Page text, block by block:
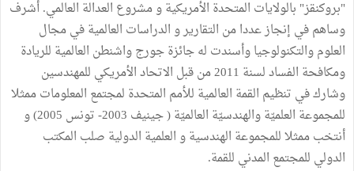
"بروكنقز" بالولايات المتحدة الأمريكية و مشروع العدالة العالمي. أشرف
وساهم في إنجاز عددا من التقارير و الدراسات العالمية في مجال
العلوم والتكنولوجيا وأسندت له جائزة جورج واشنطن العالمية للريادة
ومكافحة الفساد لسنة 2011 من قبل الاتحاد الأمريكي للمهندسين
وشارك في تنظيم القمة العالمية للأمم المتحدة لمجتمع المعلومات ممثلا
للمجموعة العلميّة والهندسيّة العالميّة ( جينيف 2003- تونس 2005) و
أنتخب ممثلا للمجموعة الهندسية و العلمية الدولية صلب المكتب
الدولي للمجتمع المدني للقمة.